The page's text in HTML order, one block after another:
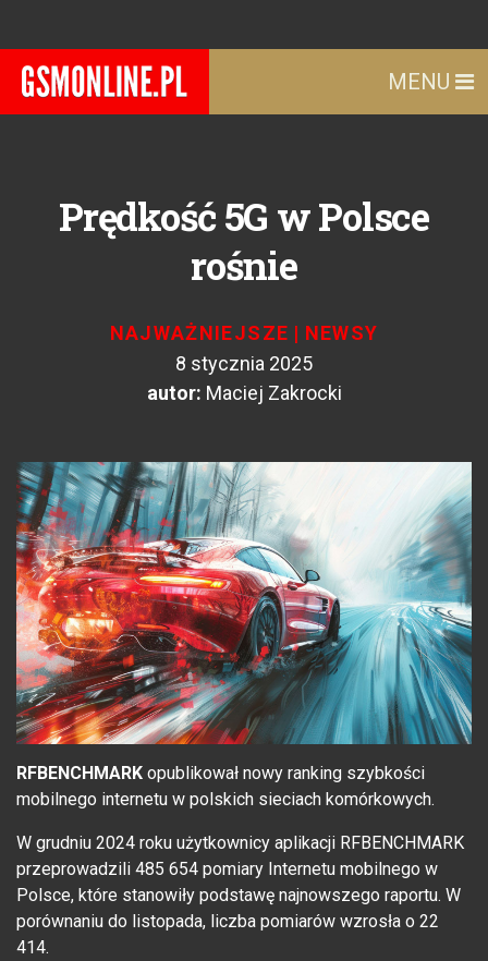
MENU
Prędkość 5G w Polsce
rośnie
NAJWAŻNIEJSZE | NEWSY
8 stycznia 2025
autor: Maciej Zakrocki
RFBENCHMARK opublikował nowy ranking szybkości
mobilnego internetu w polskich sieciach komórkowych.
W grudniu 2024 roku użytkownicy aplikacji RFBENCHMARK
przeprowadzili 485 654 pomiary Internetu mobilnego w
Polsce, które stanowiły podstawę najnowszego raportu. W
porównaniu do listopada, liczba pomiarów wzrosła o 22
414.